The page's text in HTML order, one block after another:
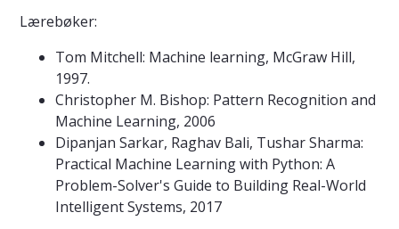
Lærebøker:
Tom Mitchell: Machine learning, McGraw Hill,
1997.
Christopher M. Bishop: Pattern Recognition and
Machine Learning, 2006
Dipanjan Sarkar, Raghav Bali, Tushar Sharma:
Practical Machine Learning with Python: A
Problem-Solver's Guide to Building Real-World
Intelligent Systems, 2017